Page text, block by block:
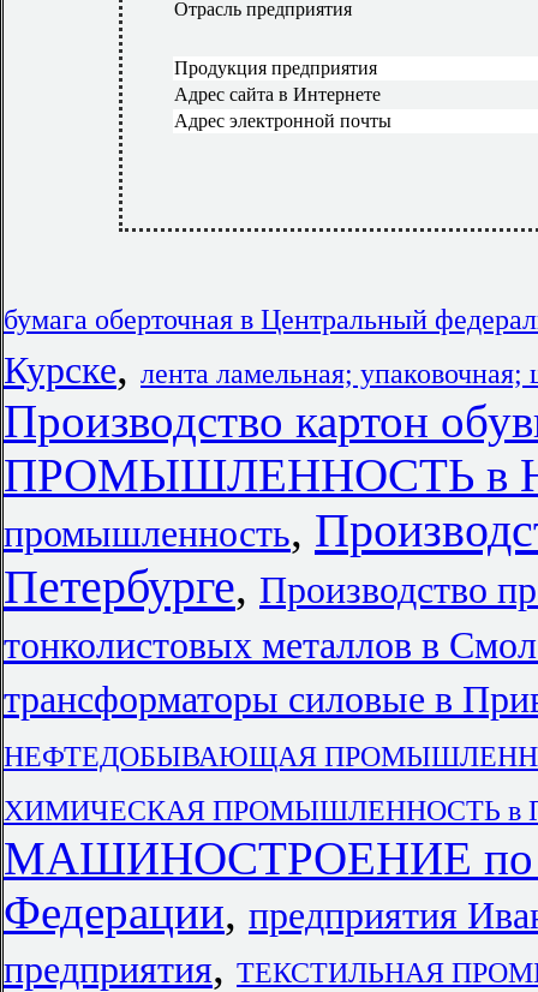
Отрасль предприятия
Продукция предприятия
Адрес сайта в Интернете
Адрес электронной почты
бумага оберточная в Центральный
Курске, лента ламельная;
Производство картон
ПРОМЫШЛЕННОСТЬ в
промышленность,
Петербурге, Производство
тонколистовых металлов в
трансформаторы силовые в
НЕФТЕДОБЫВАЮЩАЯ
ХИМИЧЕСКАЯ ПРОМЫШЛЕННОСТЬ в
МАШИНОСТРОЕНИЕ по
Федерации, предприятия
предприятия, ТЕКСТИЛЬНАЯ